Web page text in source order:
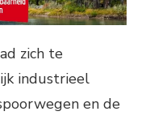
zich te
industrieel
en de